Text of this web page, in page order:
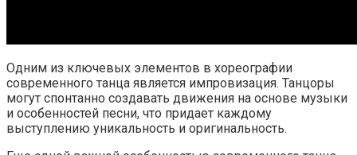
Одним из ключевых элементов в хореографии
современного танца является импровизация. Танцоры
могут спонтанно создавать движения на основе музыки
и особенностей песни, что придает каждому
выступлению уникальность и оригинальность.